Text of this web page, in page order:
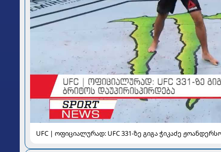
UFC | ოფიციალურად: UFC 331-ზე გიგა ჭიკაძე